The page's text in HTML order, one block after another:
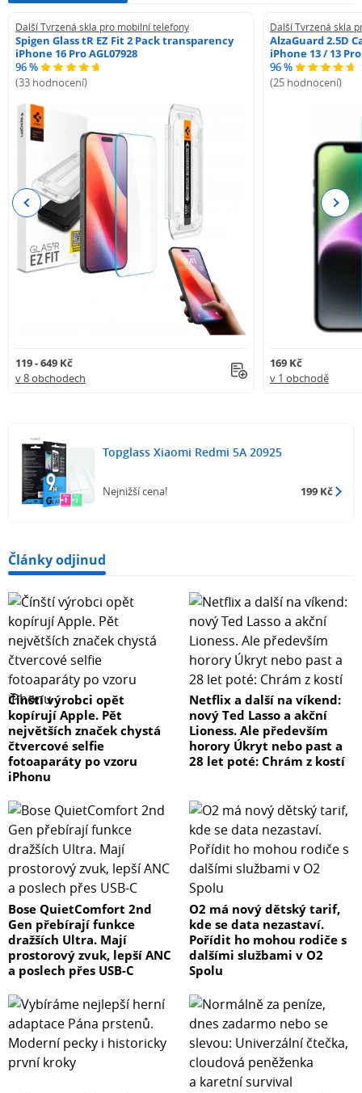
Pokud jste nenašli produkt, který hledáte, nebo pokud
máte jakékoli dotazy, můžete nám kdykoli napsat nebo
zavolat. Rádi vám se vším pomůžeme.
Další Tvrzená skla pro mobilní telefony
Spigen Glass tR EZ Fit 2 Pack transparency
iPhone 16 Pro AGL07928
96 %
(33 hodnocení)
119 - 649 Kč
v 8 obchodech
Další Tvrzená skla
AlzaGuard 2.5D
iPhone 13 / 13 Pro
96 %
(25 hodnocení)
169 Kč
v 1 obchodě
Previous Next
Topglass Xiaomi Redmi 5A 20925
Nejnižší cena! 199 Kč
Články odjinud
Čínští výrobci opět
kopírují Apple. Pět
největších značek chystá
čtvercové selfie
fotoaparáty po vzoru
iPhonu
Netflix a další na víkend:
nový Ted Lasso a akční
Lioness. Ale především
horory Úkryt nebo past a
28 let poté: Chrám z kostí
Bose QuietComfort 2nd
Gen přebírají funkce
dražších Ultra. Mají
prostorový zvuk, lepší ANC
a poslech přes USB-C
O2 má nový dětský tarif,
kde se data nezastaví.
Pořídit ho mohou rodiče s
dalšími službami v O2
Spolu